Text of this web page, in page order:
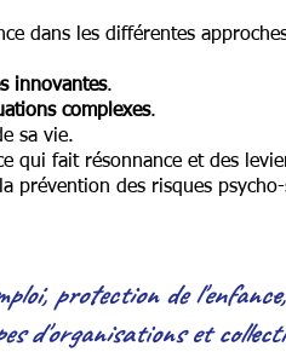
dans les différentes
innovantes.
complexes.
sa vie.
qui fait résonnance et des
prévention des risques
protection de
d'organisations et